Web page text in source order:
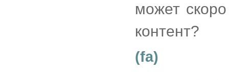
может
контент?
(fa)